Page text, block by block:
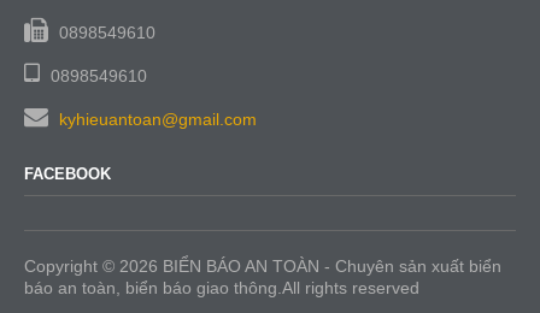
0898549610
0898549610
kyhieuantoan@gmail.com
FACEBOOK
Copyright © 2026 BIỂN BÁO AN TOÀN - Chuyên sản xuất biển
báo an toàn, biển báo giao thông.All rights reserved